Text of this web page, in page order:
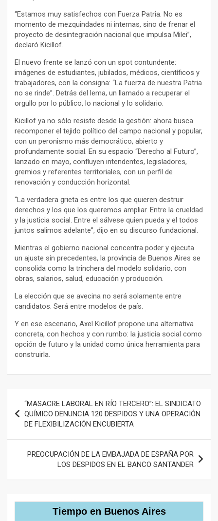
“Estamos muy satisfechos con Fuerza Patria. No es
momento de mezquindades ni internas, sino de frenar el
proyecto de desintegración nacional que impulsa Milei”,
declaró Kicillof.
El nuevo frente se lanzó con un spot contundente:
imágenes de estudiantes, jubilados, médicos, científicos y
trabajadores, con la consigna: “La fuerza de nuestra Patria
no se rinde”. Detrás del lema, un llamado a recuperar el
orgullo por lo público, lo nacional y lo solidario.
Kicillof ya no sólo resiste desde la gestión: ahora busca
recomponer el tejido político del campo nacional y popular,
con un peronismo más democrático, abierto y
profundamente social. En su espacio “Derecho al Futuro”,
lanzado en mayo, confluyen intendentes, legisladores,
gremios y referentes territoriales, con un perfil de
renovación y conducción horizontal.
“La verdadera grieta es entre los que quieren destruir
derechos y los que los queremos ampliar. Entre la crueldad
y la justicia social. Entre el sálvese quien pueda y el todos
juntos salimos adelante”, dijo en su discurso fundacional.
Mientras el gobierno nacional concentra poder y ejecuta
un ajuste sin precedentes, la provincia de Buenos Aires se
consolida como la trinchera del modelo solidario, con
obras, salarios, salud, educación y producción.
La elección que se avecina no será solamente entre
candidatos. Será entre modelos de país.
Y en ese escenario, Axel Kicillof propone una alternativa
concreta, con hechos y con rumbo: la justicia social como
opción de futuro y la unidad como única herramienta para
construirla.
de
entradas
“MASACRE LABORAL EN RÍO TERCERO”: EL SINDICATO
QUÍMICO DENUNCIA 120 DESPIDOS Y UNA OPERACIÓN
DE FLEXIBILIZACIÓN ENCUBIERTA
PREOCUPACIÓN DE LA EMBAJADA DE ESPAÑA POR
LOS DESPIDOS EN EL BANCO SANTANDER
Tiempo en Buenos Aires